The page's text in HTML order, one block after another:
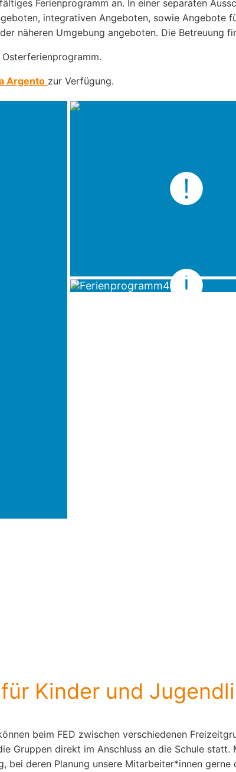
Ferienprogramm an. In einer separaten
integrativen Angeboten, sowie
näheren Umgebung angeboten. Die Betreuung
Argento zur Verfügung.
Kinder und
beim FED zwischen verschiedenen
Gruppen direkt im Anschluss an die Schule
bei deren Planung unsere Mitarbeiter*innen